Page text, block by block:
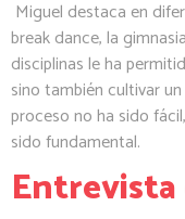
Miguel destaca en
break dance, la
disciplinas le ha
sino también cultivar
proceso no ha sido
sido fundamental.